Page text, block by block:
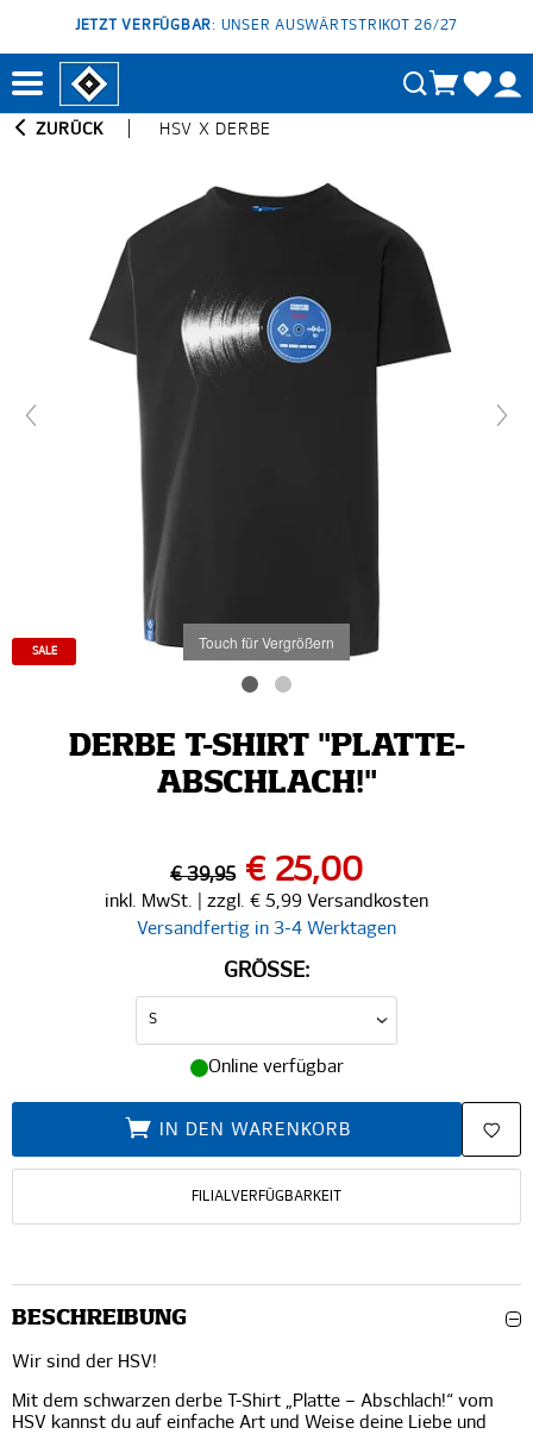
JETZT VERFÜGBAR: UNSER AUSWÄRTSTRIKOT 26/27
ZURÜCK HSV X DERBE
Touch für Vergrößern
SALE
DERBE T-SHIRT "PLATTE-
ABSCHLACH!"
€ 39,95 € 25,00
inkl. MwSt. | zzgl. € 5,99 Versandkosten
Versandfertig in 3-4 Werktagen
GRÖSSE:
Online verfügbar
IN DEN WARENKORB
FILIALVERFÜGBARKEIT
BESCHREIBUNG
Wir sind der HSV!
Mit dem schwarzen derbe T-Shirt „Platte – Abschlach!“ vom
HSV kannst du auf einfache Art und Weise deine Liebe und